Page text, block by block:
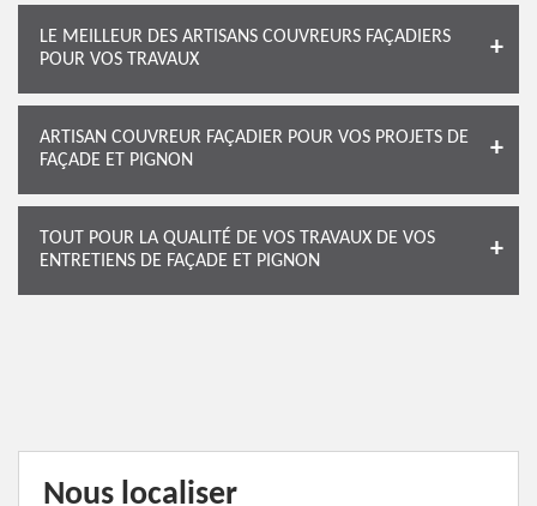
LE MEILLEUR DES ARTISANS COUVREURS FAÇADIERS
POUR VOS TRAVAUX
ARTISAN COUVREUR FAÇADIER POUR VOS PROJETS DE
FAÇADE ET PIGNON
TOUT POUR LA QUALITÉ DE VOS TRAVAUX DE VOS
ENTRETIENS DE FAÇADE ET PIGNON
Nous localiser